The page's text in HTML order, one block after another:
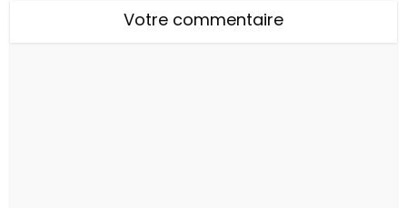
Votre commentaire